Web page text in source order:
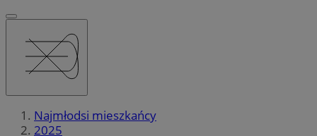
Najmłodsi mieszkańcy
2025